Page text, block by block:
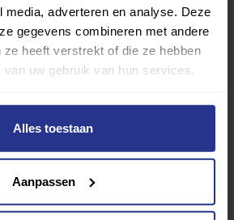
media, adverteren en analyse. Deze
gegevens combineren met andere
ze heeft verstrekt of die ze hebben
uw gebruik van hun services.
Alles toestaan
Aanpassen
NuBroederschool Gymzaal
beoordelen
beoordelingen van Broederschool